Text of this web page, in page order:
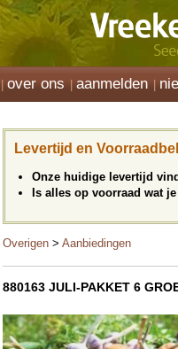
over ons aanmelden
Levertijd en
Onze huidige levertijd
Is alles op voorraad wat
Overigen > Aanbiedingen
880163 JULI-PAKKET 6